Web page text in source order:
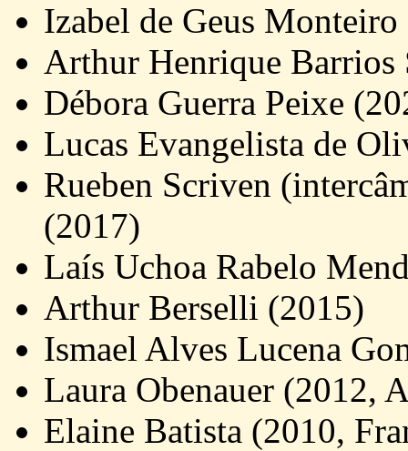
Izabel de Geus
Arthur Henrique Barrios
Débora Guerra Peixe
Lucas Evangelista de
Rueben Scriven
(2017)
Laís Uchoa Rabelo
Arthur Berselli (2015)
Ismael Alves Lucena
Laura Obenauer (2012,
Elaine Batista (2010,